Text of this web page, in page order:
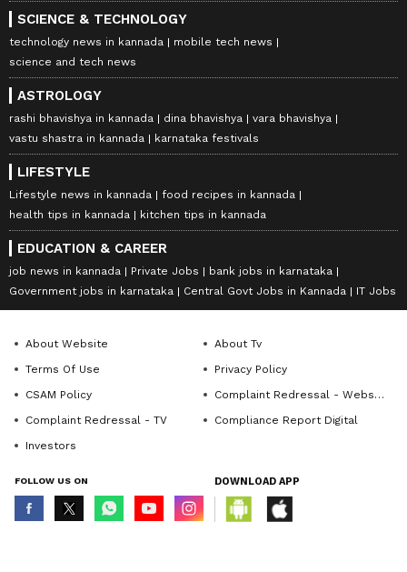
SCIENCE & TECHNOLOGY
technology news in kannada
mobile tech news
science and tech news
ASTROLOGY
rashi bhavishya in kannada dina bhavishya
vara bhavishya
vastu shastra in kannada
karnataka festivals
LIFESTYLE
Lifestyle news in kannada
food recipes in kannada
health tips in kannada
kitchen tips in kannada
EDUCATION & CAREER
job news in kannada Private Jobs
bank jobs in karnataka
Government jobs in karnataka
Central Govt Jobs in Kannada IT Jobs
About Website
About Tv
Terms Of Use
Privacy Policy
CSAM Policy
Complaint Redressal - Website
Complaint Redressal - TV
Compliance Report Digital
Investors
FOLLOW US ON DOWNLOAD APP